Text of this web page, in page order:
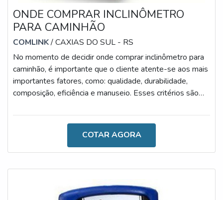
ONDE COMPRAR INCLINÔMETRO
PARA CAMINHÃO
COMLINK/ CAXIAS DO SUL - RS
No momento de decidir onde comprar inclinômetro para
caminhão, é importante que o cliente atente-se aos mais
importantes fatores, como: qualidade, durabilidade,
composição, eficiência e manuseio. Esses critérios são
produto deve ser altamente eficiente e versátil.AS
inclinômetro próprio para caminhão é um artefato
indispensável para a rotina de trabalho de empresas que
COTAR AGORA